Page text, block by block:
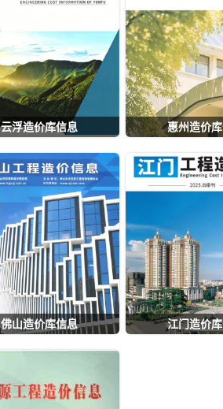
云浮造价库信息 惠州造价
佛山造价库信息 江门造价